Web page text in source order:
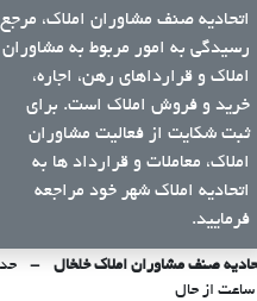
اتحادیه صنف مشاوران املاک، مرجع
رسیدگی به امور مربوط به مشاوران
املاک و قرارداهای رهن، اجاره،
خرید و فروش املاک است. برای
ثبت شکایت از فعالیت مشاوران
املاک، معاملات و قرارداد ها به
اتحادیه املاک شهر خود مراجعه
فرمایید.
صنف مشاوران املاک خلخال